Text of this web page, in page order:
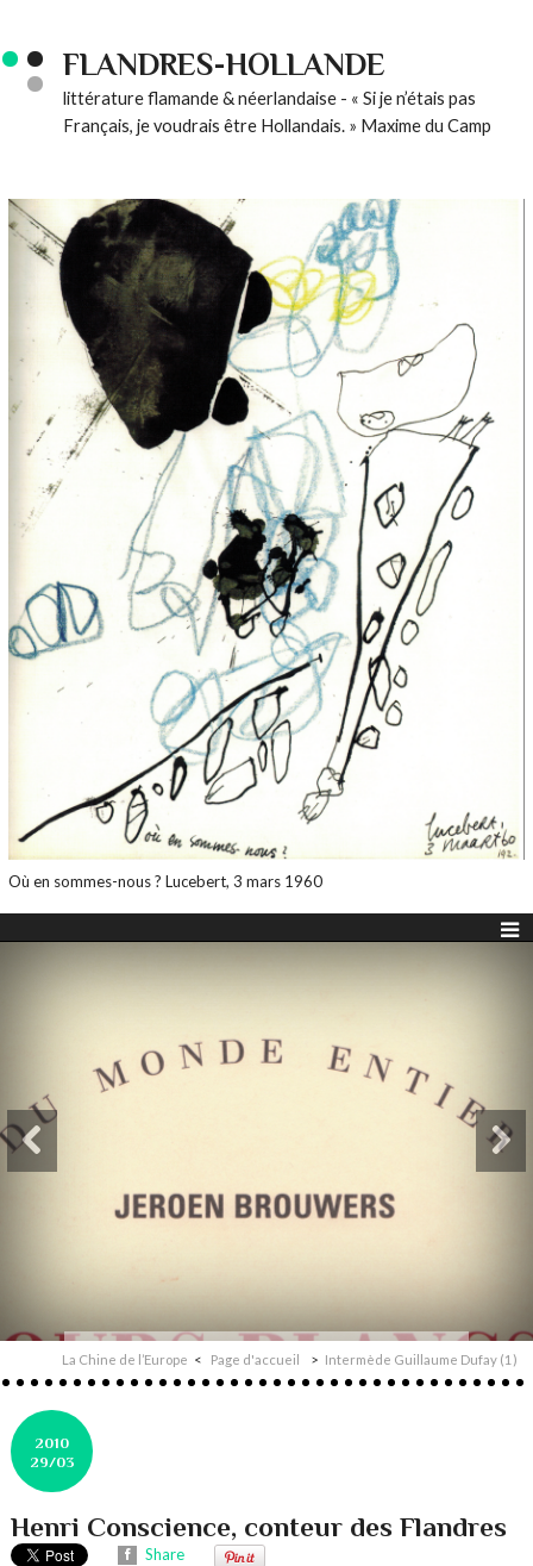
FLANDRES-HOLLANDE
littérature flamande & néerlandaise - « Si je n’étais pas
Français, je voudrais être Hollandais. » Maxime du Camp
Où en sommes-nous ? Lucebert, 3 mars 1960
La Chine de l’Europe Page d'accueil Intermède Guillaume Dufay (1)
2010
29/03
Henri Conscience, conteur des Flandres
Share